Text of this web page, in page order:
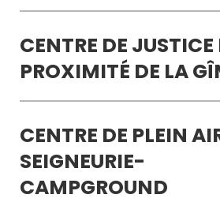
CENTRE DE JUSTICE
PROXIMITÉ DE LA
CENTRE DE PLEIN
SEIGNEURIE-
CAMPGROUND